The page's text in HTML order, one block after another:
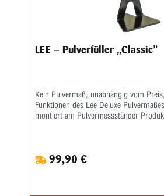
LEE – Pulverfüller „Classic”
Kein Pulvermaß, unabhängig vom
Funktionen des Lee Deluxe
montiert am Pulvermessständer
aus Hochdruck-Druckguss. Die
Rotortrommel ist aus Messing
99,90 €